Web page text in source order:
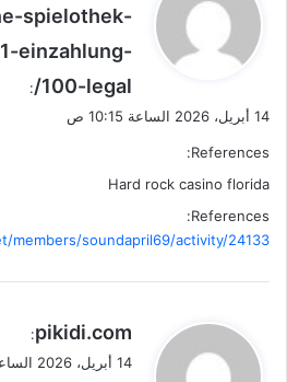
ل
spielothek-
einzahlung-
100-legal/
:
14 أبريل، 2026 الساعة 10:15 ص
References:
Hard rock casino florida
References:
members/soundapril69/activity/24133/
يpikidi.com
:
14 أبريل، 2026 الساعة 11:43 ص